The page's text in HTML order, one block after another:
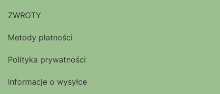
ZWROTY
Metody płatności
Polityka prywatności
Informacje o wysyłce